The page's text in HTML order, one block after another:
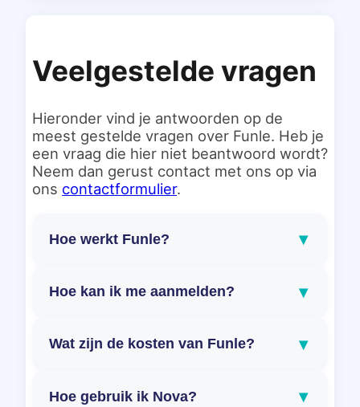
Veelgestelde vragen
Hieronder vind je antwoorden op de
meest gestelde vragen over Funle. Heb je
een vraag die hier niet beantwoord wordt?
Neem dan gerust contact met ons op via
ons contactformulier.
Hoe werkt Funle? ▾
Hoe kan ik me aanmelden? ▾
Wat zijn de kosten van Funle? ▾
Hoe gebruik ik Nova? ▾